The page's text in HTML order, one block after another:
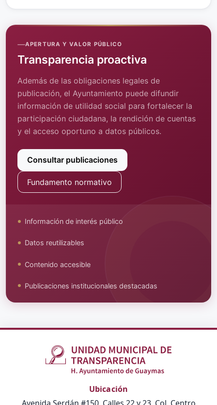
APERTURA Y VALOR PÚBLICO
Transparencia proactiva
Además de las obligaciones legales de
publicación, el Ayuntamiento puede difundir
información de utilidad social para fortalecer la
participación ciudadana, la rendición de cuentas
y el acceso oportuno a datos públicos.
Consultar publicaciones
Fundamento normativo
Información de interés público
Datos reutilizables
Contenido accesible
Publicaciones institucionales destacadas
Ubicación